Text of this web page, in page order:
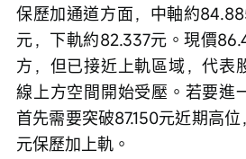
保歷加通道方面，中軸約
元，下軌約82.337元。現價
方，但已接近上軌區域，代表
線上方空間開始受壓。若要進
首先需要突破87.150元近期高
元保歷加上軌。